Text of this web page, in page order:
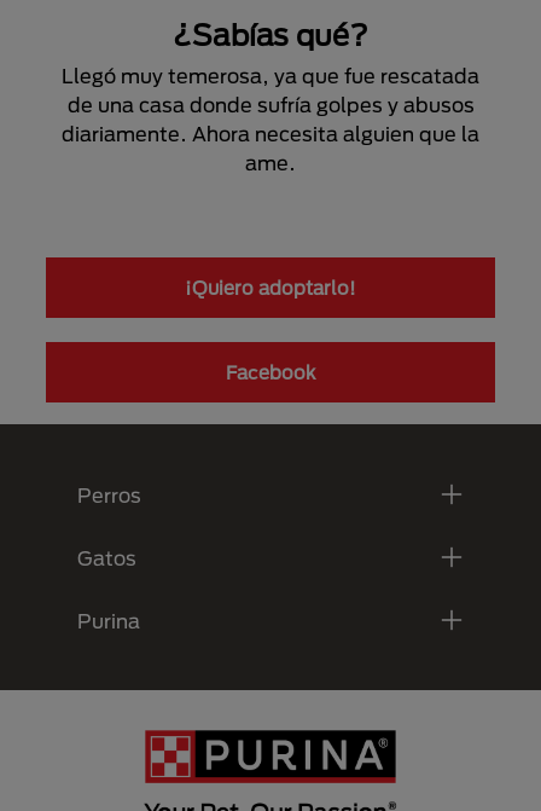
¿Sabías qué?
Llegó muy temerosa, ya que fue rescatada
de una casa donde sufría golpes y abusos
diariamente. Ahora necesita alguien que la
ame.
¡Quiero adoptarlo!
Facebook
Perros
Gatos
Purina